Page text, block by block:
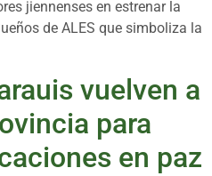
jiennenses en estrenar la
de ALES que simboliza la
vuelven a
para
en paz